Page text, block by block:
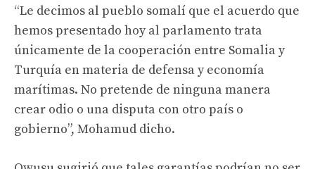
“Le decimos al pueblo somalí que el acuerdo que
hemos presentado hoy al parlamento trata
únicamente de la cooperación entre Somalia y
Turquía en materia de defensa y economía
marítimas. No pretende de ninguna manera
crear odio o una disputa con otro país o
gobierno”, Mohamud dicho.